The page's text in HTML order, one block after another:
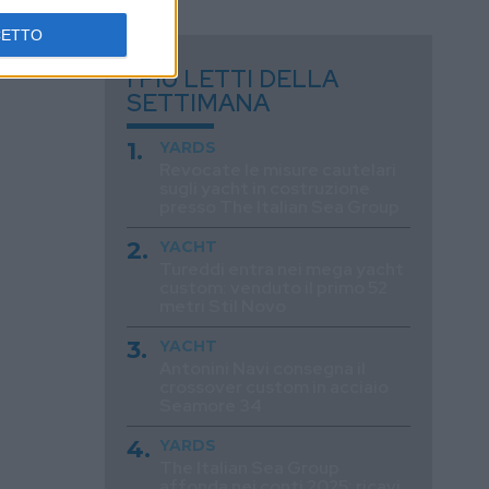
I PIÙ LETTI DELLA
SETTIMANA
YARDS
YACHT
YACHT
YARDS